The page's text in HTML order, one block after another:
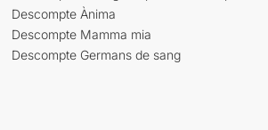
Descompte Ànima
Descompte Mamma mia
Descompte Germans de sang